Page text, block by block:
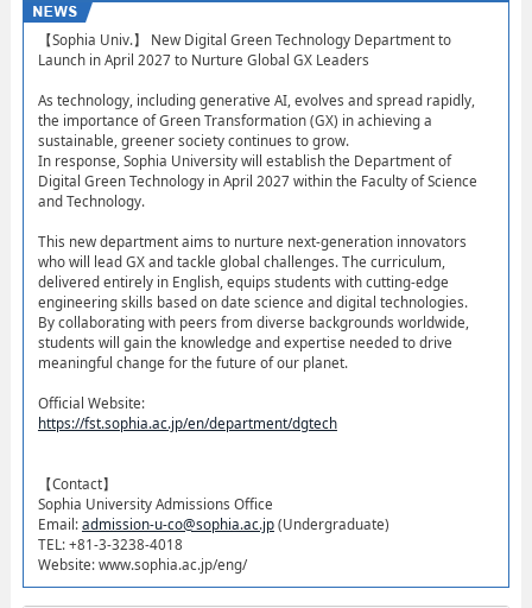
【Sophia Univ.】 New Digital Green Technology Department to
Launch in April 2027 to Nurture Global GX Leaders
As technology, including generative AI, evolves and spread rapidly,
the importance of Green Transformation (GX) in achieving a
sustainable, greener society continues to grow.
In response, Sophia University will establish the Department of
Digital Green Technology in April 2027 within the Faculty of Science
and Technology.
This new department aims to nurture next-generation innovators
who will lead GX and tackle global challenges. The curriculum,
delivered entirely in English, equips students with cutting-edge
engineering skills based on date science and digital technologies.
By collaborating with peers from diverse backgrounds worldwide,
students will gain the knowledge and expertise needed to drive
meaningful change for the future of our planet.
Official Website:
https://fst.sophia.ac.jp/en/department/dgtech
【Contact】
Sophia University Admissions Office
Email:admission-u-co@sophia.ac.jp(Undergraduate)
TEL: +81-3-3238-4018
Website: www.sophia.ac.jp/eng/